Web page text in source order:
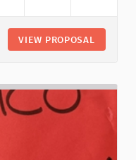
VIEW PROPOSAL